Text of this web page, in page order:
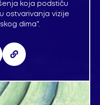
koja podstiču
ostvarivanja vizije
dima“.